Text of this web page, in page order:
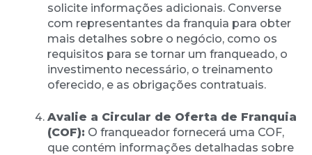
solicite informações adicionais. Converse
com representantes da franquia para obter
mais detalhes sobre o negócio, como os
requisitos para se tornar um franqueado, o
investimento necessário, o treinamento
oferecido, e as obrigações contratuais.
Avalie a Circular de Oferta de Franquia
(COF): O franqueador fornecerá uma COF,
que contém informações detalhadas sobre